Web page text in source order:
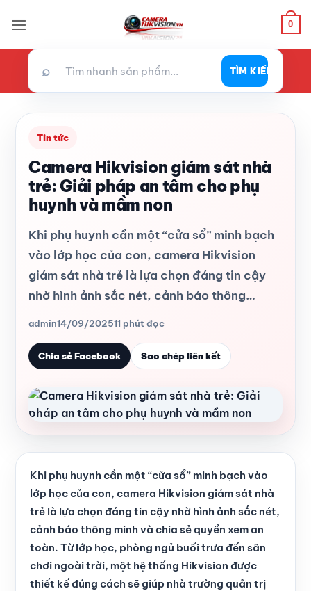
qua
0
⌕ TÌM KIẾM
Tin tức
Camera Hikvision giám sát nhà
trẻ: Giải pháp an tâm cho phụ
huynh và mầm non
Khi phụ huynh cần một “cửa sổ” minh bạch
vào lớp học của con, camera Hikvision
giám sát nhà trẻ là lựa chọn đáng tin cậy
nhờ hình ảnh sắc nét, cảnh báo thông…
admin14/09/202511 phút đọc
Chia sẻ Facebook Sao chép liên kết
Khi phụ huynh cần một “cửa sổ” minh bạch vào
lớp học của con, camera Hikvision giám sát nhà
trẻ là lựa chọn đáng tin cậy nhờ hình ảnh sắc nét,
cảnh báo thông minh và chia sẻ quyền xem an
toàn. Từ lớp học, phòng ngủ buổi trưa đến sân
chơi ngoài trời, một hệ thống Hikvision được
thiết kế đúng cách sẽ giúp nhà trường quản trị